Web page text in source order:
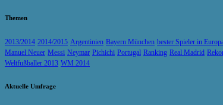
Themen
2013/2014 2014/2015 Argentinien Bayern München bester Spieler in
Manuel Neuer Messi Neymar Pichichi Portugal Ranking Real Madrid
Weltfußballer 2013 WM 2014
Aktuelle Umfrage